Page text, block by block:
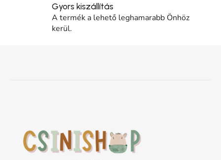
Gyors kiszállítás
A termék a lehető leghamarabb Önhöz
kerül.